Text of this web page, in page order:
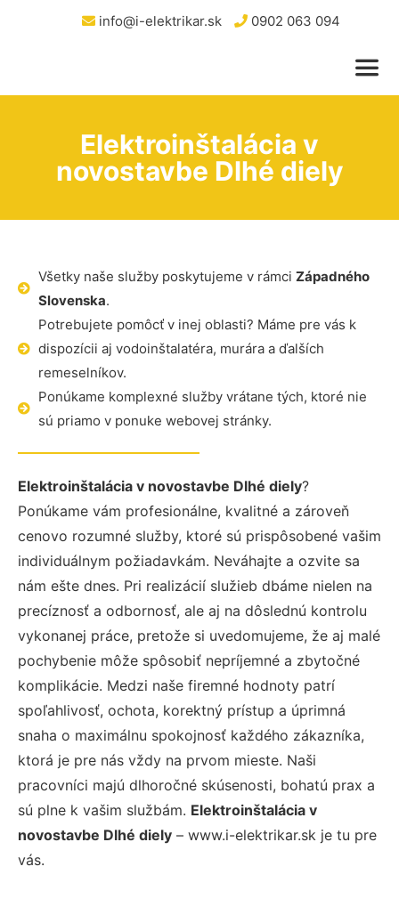
info@i-elektrikar.sk 0902 063 094
Elektroinštalácia v
novostavbe Dlhé diely
Všetky naše služby poskytujeme v rámci Západného
Slovenska.
Potrebujete pomôcť v inej oblasti? Máme pre vás k
dispozícii aj vodoinštalatéra, murára a ďalších
remeselníkov.
Ponúkame komplexné služby vrátane tých, ktoré nie
sú priamo v ponuke webovej stránky.
Elektroinštalácia v novostavbe Dlhé diely?
Ponúkame vám profesionálne, kvalitné a zároveň
cenovo rozumné služby, ktoré sú prispôsobené vašim
individuálnym požiadavkám. Neváhajte a ozvite sa
nám ešte dnes. Pri realizácií služieb dbáme nielen na
precíznosť a odbornosť, ale aj na dôslednú kontrolu
vykonanej práce, pretože si uvedomujeme, že aj malé
pochybenie môže spôsobiť nepríjemné a zbytočné
komplikácie. Medzi naše firemné hodnoty patrí
spoľahlivosť, ochota, korektný prístup a úprimná
snaha o maximálnu spokojnosť každého zákazníka,
ktorá je pre nás vždy na prvom mieste. Naši
pracovníci majú dlhoročné skúsenosti, bohatú prax a
sú plne k vašim službám. Elektroinštalácia v
novostavbe Dlhé diely – www.i-elektrikar.sk je tu pre
vás.